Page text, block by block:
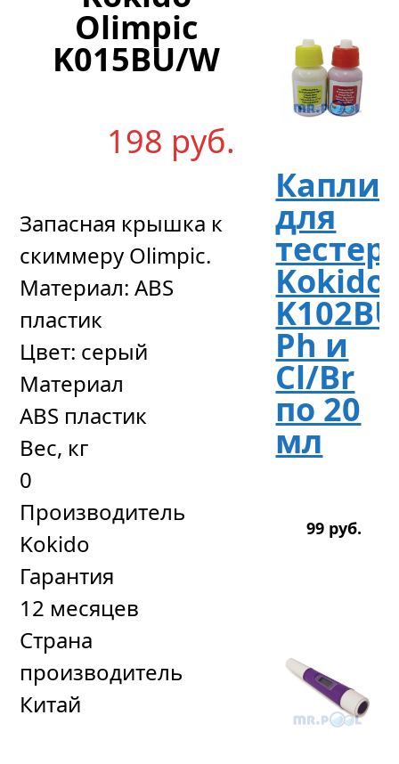
Olimpic
K015BU/W
198 руб.
Запасная крышка к
скиммеру Olimpic.
Материал: ABS
пластик
Цвет: серый
Материал
ABS пластик
Вес, кг
0
Производитель
Kokido
Гарантия
12 месяцев
Страна
производитель
Китай
Капли
для
Kokido
K102BU
Ph и
Cl/Br
по 20
мл
99 руб.